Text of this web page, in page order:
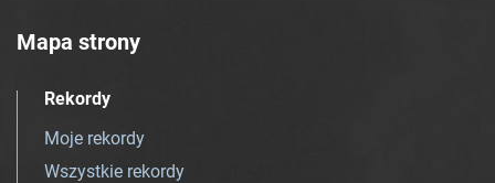
Mapa strony
Rekordy
Moje rekordy
Wszystkie rekordy